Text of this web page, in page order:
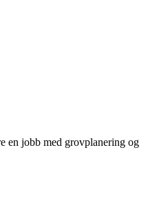
en jobb med grovplanering og